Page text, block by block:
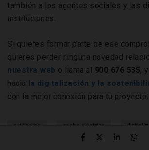
también a los agentes sociales y las
instituciones.
Si quieres formar parte de ese
quieres perder ninguna novedad
nuestra web o llama al 900 676 535,
hacia la digitalización y la
con la mejor conexión para tu proyecto.
autónomo coche eléctrico